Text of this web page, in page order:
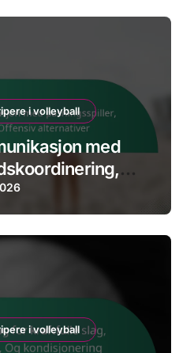
i volleyball
med
i volleyball